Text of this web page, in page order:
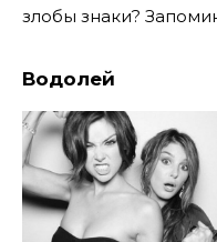
злобы знаки?
Водолей